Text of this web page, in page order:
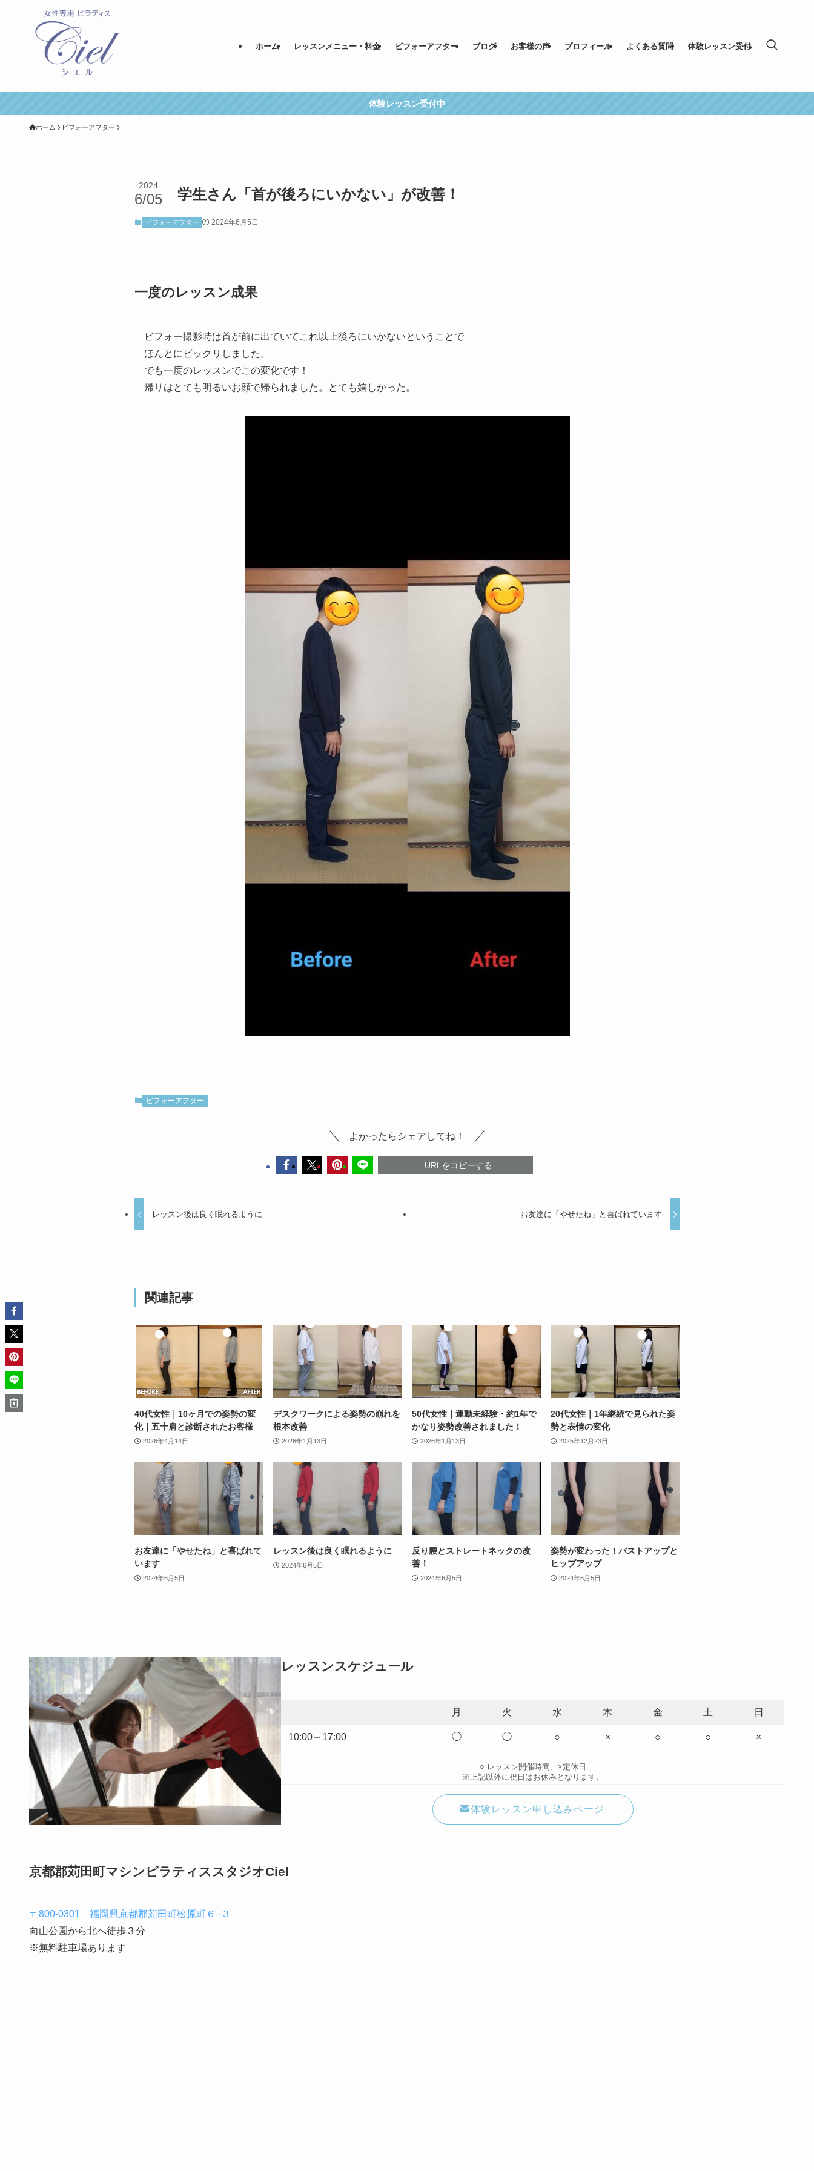
ホーム レッスンメニュー・料金 ビフォーアフター ブログ お客様の声 プロフィール よくある質問 体験レッスン受付
体験レッスン受付中
ホーム ビフォーアフター
学生さん「首が後ろにいかない」が改善！
2024
6/05
ビフォーアフター 2024年6月5日
一度のレッスン成果
ビフォー撮影時は首が前に出ていてこれ以上後ろにいかないということで
ほんとにビックリしました。
でも一度のレッスンでこの変化です！
帰りはとても明るいお顔で帰られました。とても嬉しかった。
ビフォーアフター
よかったらシェアしてね！
URLをコピーする
レッスン後は良く眠れるように お友達に「やせたね」と喜ばれています
関連記事
40代女性｜10ヶ月での姿勢の変
化｜五十肩と診断されたお客様
2026年4月14日
デスクワークによる姿勢の崩れを
根本改善
2026年1月13日
50代女性｜運動未経験・約1年で
かなり姿勢改善されました！
2026年1月13日
20代女性｜1年継続で見られた姿
勢と表情の変化
2025年12月23日
お友達に「やせたね」と喜ばれて
います
2024年6月5日
レッスン後は良く眠れるように
2024年6月5日
反り腰とストレートネックの改
善！
2024年6月5日
姿勢が変わった！バストアップと
ヒップアップ
2024年6月5日
レッスンスケジュール
月 火 水 木 金 土 日
10:00～17:00 ◯ ◯ ○ × ○ ○ ×
○ レッスン開催時間、×定休日
※上記以外に祝日はお休みとなります。
体験レッスン申し込みページ
京都郡苅田町マシンピラティススタジオCiel
〒800-0301 福岡県京都郡苅田町松原町６−３
向山公園から北へ徒歩３分
※無料駐車場あります